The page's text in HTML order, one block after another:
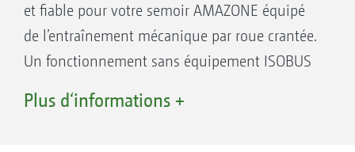
et fiable pour votre semoir AMAZONE équipé
de l’entraînement mécanique par roue crantée.
Un fonctionnement sans équipement ISOBUS
Plus d‘informations +